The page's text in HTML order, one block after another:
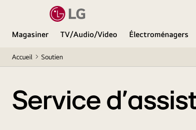
Magasiner TV/Audio/Video Électroménagers
Accueil Soutien
Service